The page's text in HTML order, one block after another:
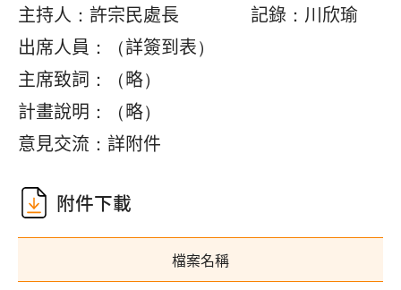
主持人：許宗民處長 記錄：川欣瑜
出席人員：（詳簽到表）
主席致詞：（略）
計畫說明：（略）
意見交流：詳附件
附件下載
檔案名稱